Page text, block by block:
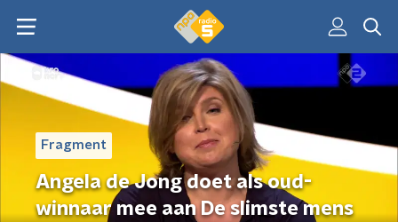
Fragment
Angela de Jong doet als oud-
winnaar mee aan De slimste mens